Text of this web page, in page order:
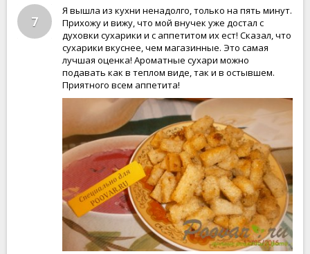
7
Я вышла из кухни ненадолго, только на пять минут.
Прихожу и вижу, что мой внучек уже достал с
духовки сухарики и с аппетитом их ест! Сказал, что
сухарики вкуснее, чем магазинные. Это самая
лучшая оценка! Ароматные сухари можно
подавать как в теплом виде, так и в остывшем.
Приятного всем аппетита!